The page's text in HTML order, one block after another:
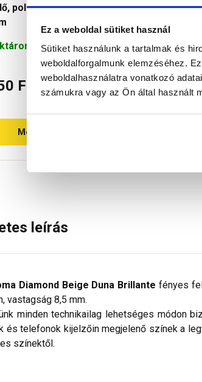
Ez a weboldal sütiket használ
Sütiket használunk a tartalmak és
weboldalforgalmunk elemzéséhez.
weboldalhasználatra vonatkozó
számukra vagy az Ön által használt
polír króm, 270 cm x
Ft / db
Megnézem
króm, 270
6 760
leírás
Diamond Beige Duna Brillante fényes
vastagság 8,5 mm.
minden technikailag lehetséges módon
és telefonok kijelzőin megjelenő színek a
színektől.